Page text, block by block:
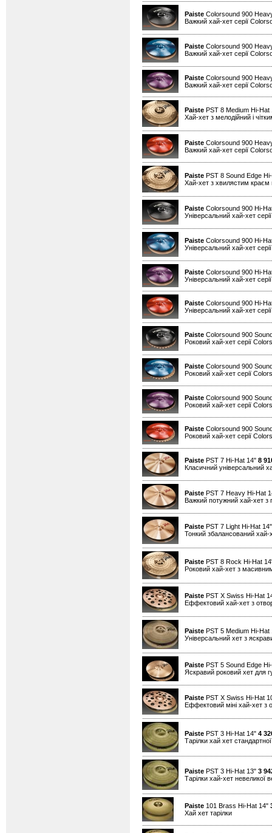
Paiste Colorsound 900
Важкий хай-хет серії
Paiste Colorsound 900
Важкий хай-хет серії
Paiste Colorsound 900
Важкий хай-хет серії
Paiste PST 8 Medium Hi-
Хай-хет з мелодійний і
Paiste Colorsound 900
Важкий хай-хет серії
Paiste PST 8 Sound Edge
Хай-хет з хвилястим краєм
Paiste Colorsound 900 Hi-
Універсальний хай-хет
Paiste Colorsound 900 Hi-
Універсальний хай-хет
Paiste Colorsound 900 Hi-
Універсальний хай-хет
Paiste Colorsound 900 Hi-
Універсальний хай-хет
Paiste Colorsound 900
Роковий хай-хет серії
Paiste Colorsound 900
Роковий хай-хет серії
Paiste Colorsound 900
Роковий хай-хет серії
Paiste Colorsound 900
Роковий хай-хет серії
Paiste PST 7 Hi-Hat 14" 8
Класичний універсальний
Paiste PST 7 Heavy Hi-Hat
Важкий потужний хай-хет з
Paiste PST 7 Light Hi-Hat
Тонкий збалансований
Paiste PST 8 Rock Hi-Hat
Роковий хай-хет з
Paiste PST X Swiss Hi-Hat
Еффектовий хай-хет з
Paiste PST 5 Medium Hi-
Універсальний хет з
Paiste PST 5 Sound Edge
Яскравий роковий хет для
Paiste PST X Swiss Hi-Hat
Еффектовий міні хай-хет з
Paiste PST 3 Hi-Hat 14" 4
Тарілки хай хет
Paiste PST 3 Hi-Hat 13" 3
Тарілки хай-хет невеликої
Paiste 101 Brass Hi-Hat 14"
Хай хет тарілки